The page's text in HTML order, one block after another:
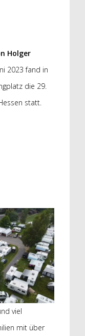
Holger
2023 fand in
die 29.
statt.
viel
mit über